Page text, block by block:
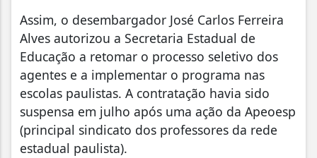
Assim, o desembargador José Carlos Ferreira
Alves autorizou a Secretaria Estadual de
Educação a retomar o processo seletivo dos
agentes e a implementar o programa nas
escolas paulistas. A contratação havia sido
suspensa em julho após uma ação da Apeoesp
(principal sindicato dos professores da rede
estadual paulista).